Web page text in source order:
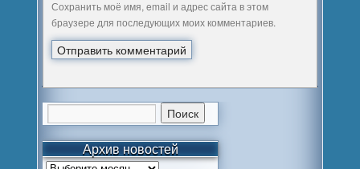
Сохранить моё имя, email и адрес сайта в этом
браузере для последующих моих комментариев.
Архив новостей